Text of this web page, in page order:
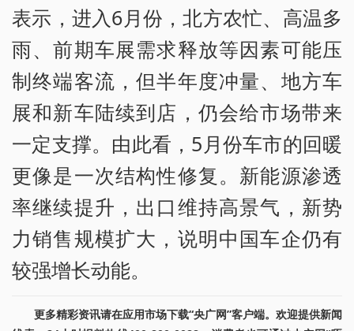
表示，进入6月份，北方农忙、高温多
雨、前期车展需求释放等因素可能压
制终端客流，但半年度冲量、地方车
展和新车陆续到店，仍会给市场带来
一定支撑。由此看，5月份车市的回暖
更像是一次结构性修复。新能源渗透
率继续提升，出口维持高景气，新势
力销售规模扩大，说明中国车企仍有
较强增长动能。
更多精彩资讯请在应用市场下载“央广网”客户端。欢迎提供新闻